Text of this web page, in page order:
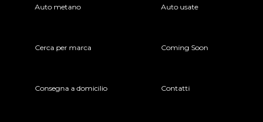
Auto metano Auto usate
Cerca per marca Coming Soon
Consegna a domicilio Contatti